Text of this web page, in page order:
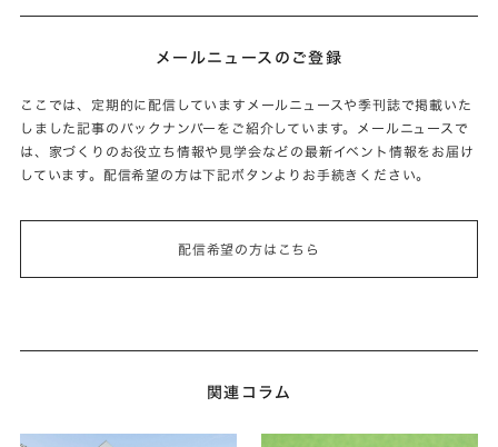
メールニュースのご登録
ここでは、定期的に配信していますメールニュースや季刊誌で掲載いた
しました記事のバックナンバーをご紹介しています。メールニュースで
は、家づくりのお役立ち情報や見学会などの最新イベント情報をお届け
しています。配信希望の方は下記ボタンよりお手続きください。
配信希望の方はこちら
関連コラム